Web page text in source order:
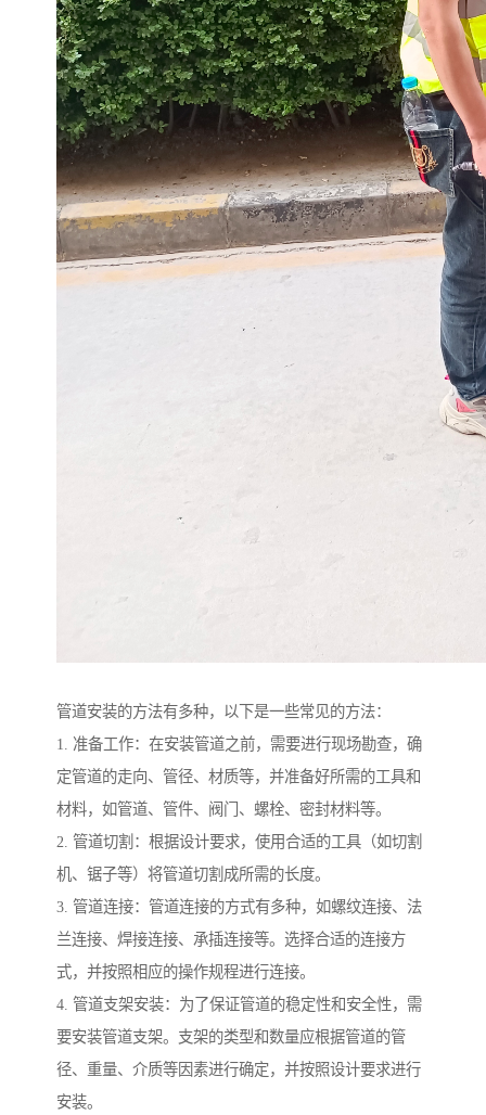
管道安装的方法有多种，以下是一些常见的方法：
1. 准备工作：在安装管道之前，需要进行现场勘查，确
定管道的走向、管径、材质等，并准备好所需的工具和
材料，如管道、管件、阀门、螺栓、密封材料等。
2. 管道切割：根据设计要求，使用合适的工具（如切割
机、锯子等）将管道切割成所需的长度。
3. 管道连接：管道连接的方式有多种，如螺纹连接、法
兰连接、焊接连接、承插连接等。选择合适的连接方
式，并按照相应的操作规程进行连接。
4. 管道支架安装：为了保证管道的稳定性和安全性，需
要安装管道支架。支架的类型和数量应根据管道的管
径、重量、介质等因素进行确定，并按照设计要求进行
安装。